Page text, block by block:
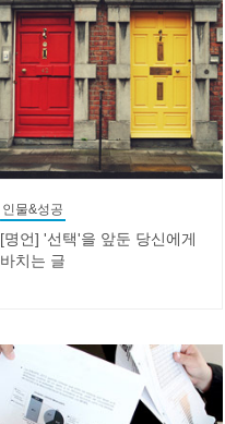
인물&성공
[명언] '선택'을 앞둔 당신에게
바치는 글